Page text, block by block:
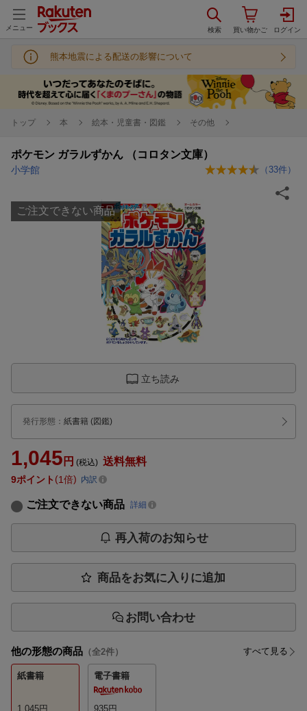
メニュー
熊本地震による配送の影響について
トップ 本 絵本・児童書・図鑑 その他
ポケモン ガラルずかん （コロタン文庫）
小学館 （ 33件）
ご注文できない商品
立ち読み
発行形態 ： 紙書籍 (図鑑)
1,045 円 (税込) 送料無料
9ポイント 1倍 内訳
ご注文できない商品 詳細
再入荷のお知らせ
商品をお気に入りに追加
お問い合わせ
他の形態の商品 （全2件） すべて見る
紙書籍
1,045円
電子書籍
935円